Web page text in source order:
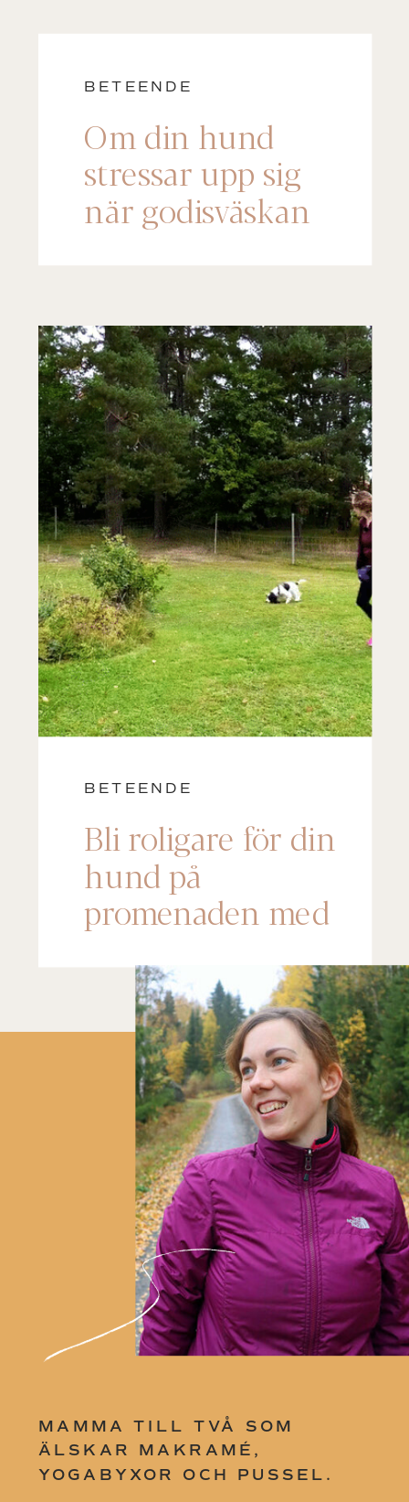
BETEENDE
Om din hund
stressar upp sig
när godisväskan
BETEENDE
Bli roligare för din
hund på
promenaden med
MAMMA TILL TVÅ SOM
ÄLSKAR MAKRAMÉ,
YOGABYXOR OCH PUSSEL.